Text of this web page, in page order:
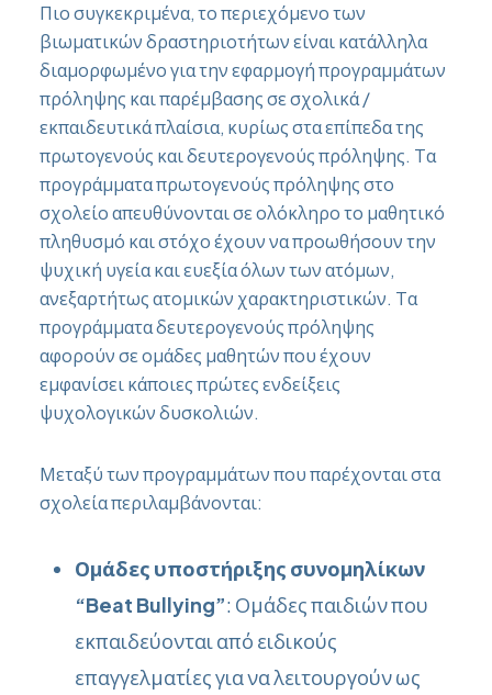
Πιο συγκεκριμένα, το περιεχόμενο των
βιωματικών δραστηριοτήτων είναι κατάλληλα
διαμορφωμένο για την εφαρμογή προγραμμάτων
πρόληψης και παρέμβασης σε σχολικά /
εκπαιδευτικά πλαίσια, κυρίως στα επίπεδα της
πρωτογενούς και δευτερογενούς πρόληψης. Τα
προγράμματα πρωτογενούς πρόληψης στο
σχολείο απευθύνονται σε ολόκληρο το μαθητικό
πληθυσμό και στόχο έχουν να προωθήσουν την
ψυχική υγεία και ευεξία όλων των ατόμων,
ανεξαρτήτως ατομικών χαρακτηριστικών. Τα
προγράμματα δευτερογενούς πρόληψης
αφορούν σε ομάδες μαθητών που έχουν
εμφανίσει κάποιες πρώτες ενδείξεις
ψυχολογικών δυσκολιών.
Μεταξύ των προγραμμάτων που παρέχονται στα
σχολεία περιλαμβάνονται:
Ομάδες υποστήριξης συνομηλίκων
“Beat Bullying”: Ομάδες παιδιών που
εκπαιδεύονται από ειδικούς
επαγγελματίες για να λειτουργούν ως